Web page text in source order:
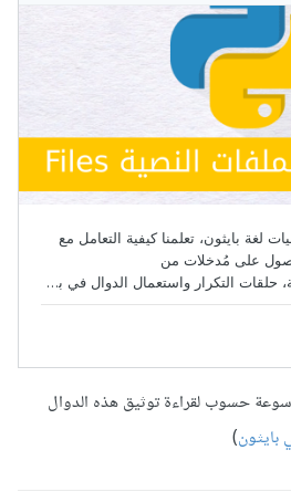
حسوب لقراءة توثيق هذه الدوال
بايثون)